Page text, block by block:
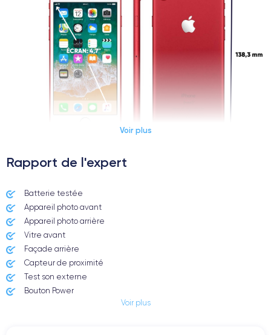
Dimensions et poids iPhone 7
Date de sortie
07/09/2016
Dimensions
IPS LCD 4.7 pouces
Voir plus
Rapport de l'expert
Batterie testée
Appareil photo avant
Appareil photo arrière ​
Vitre avant ​
Façade arrière
Capteur de proximité
Test son externe
Bouton Power
Voir plus